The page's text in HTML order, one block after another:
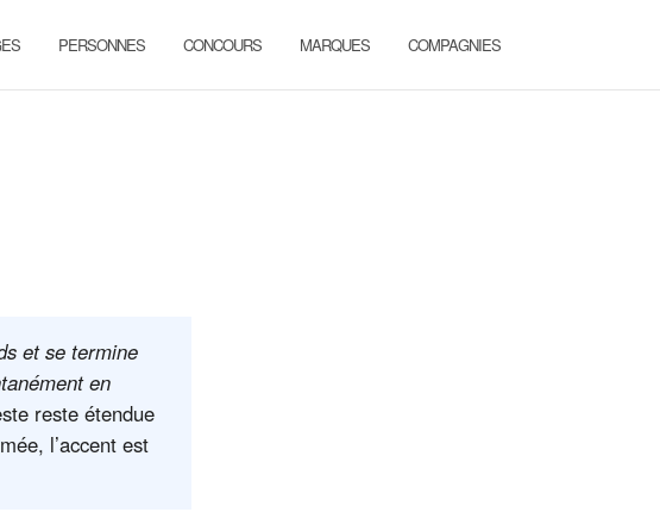
PERSONNES CONCOURS MARQUES COMPAGNIES
et se termine
en
reste étendue
l’accent est